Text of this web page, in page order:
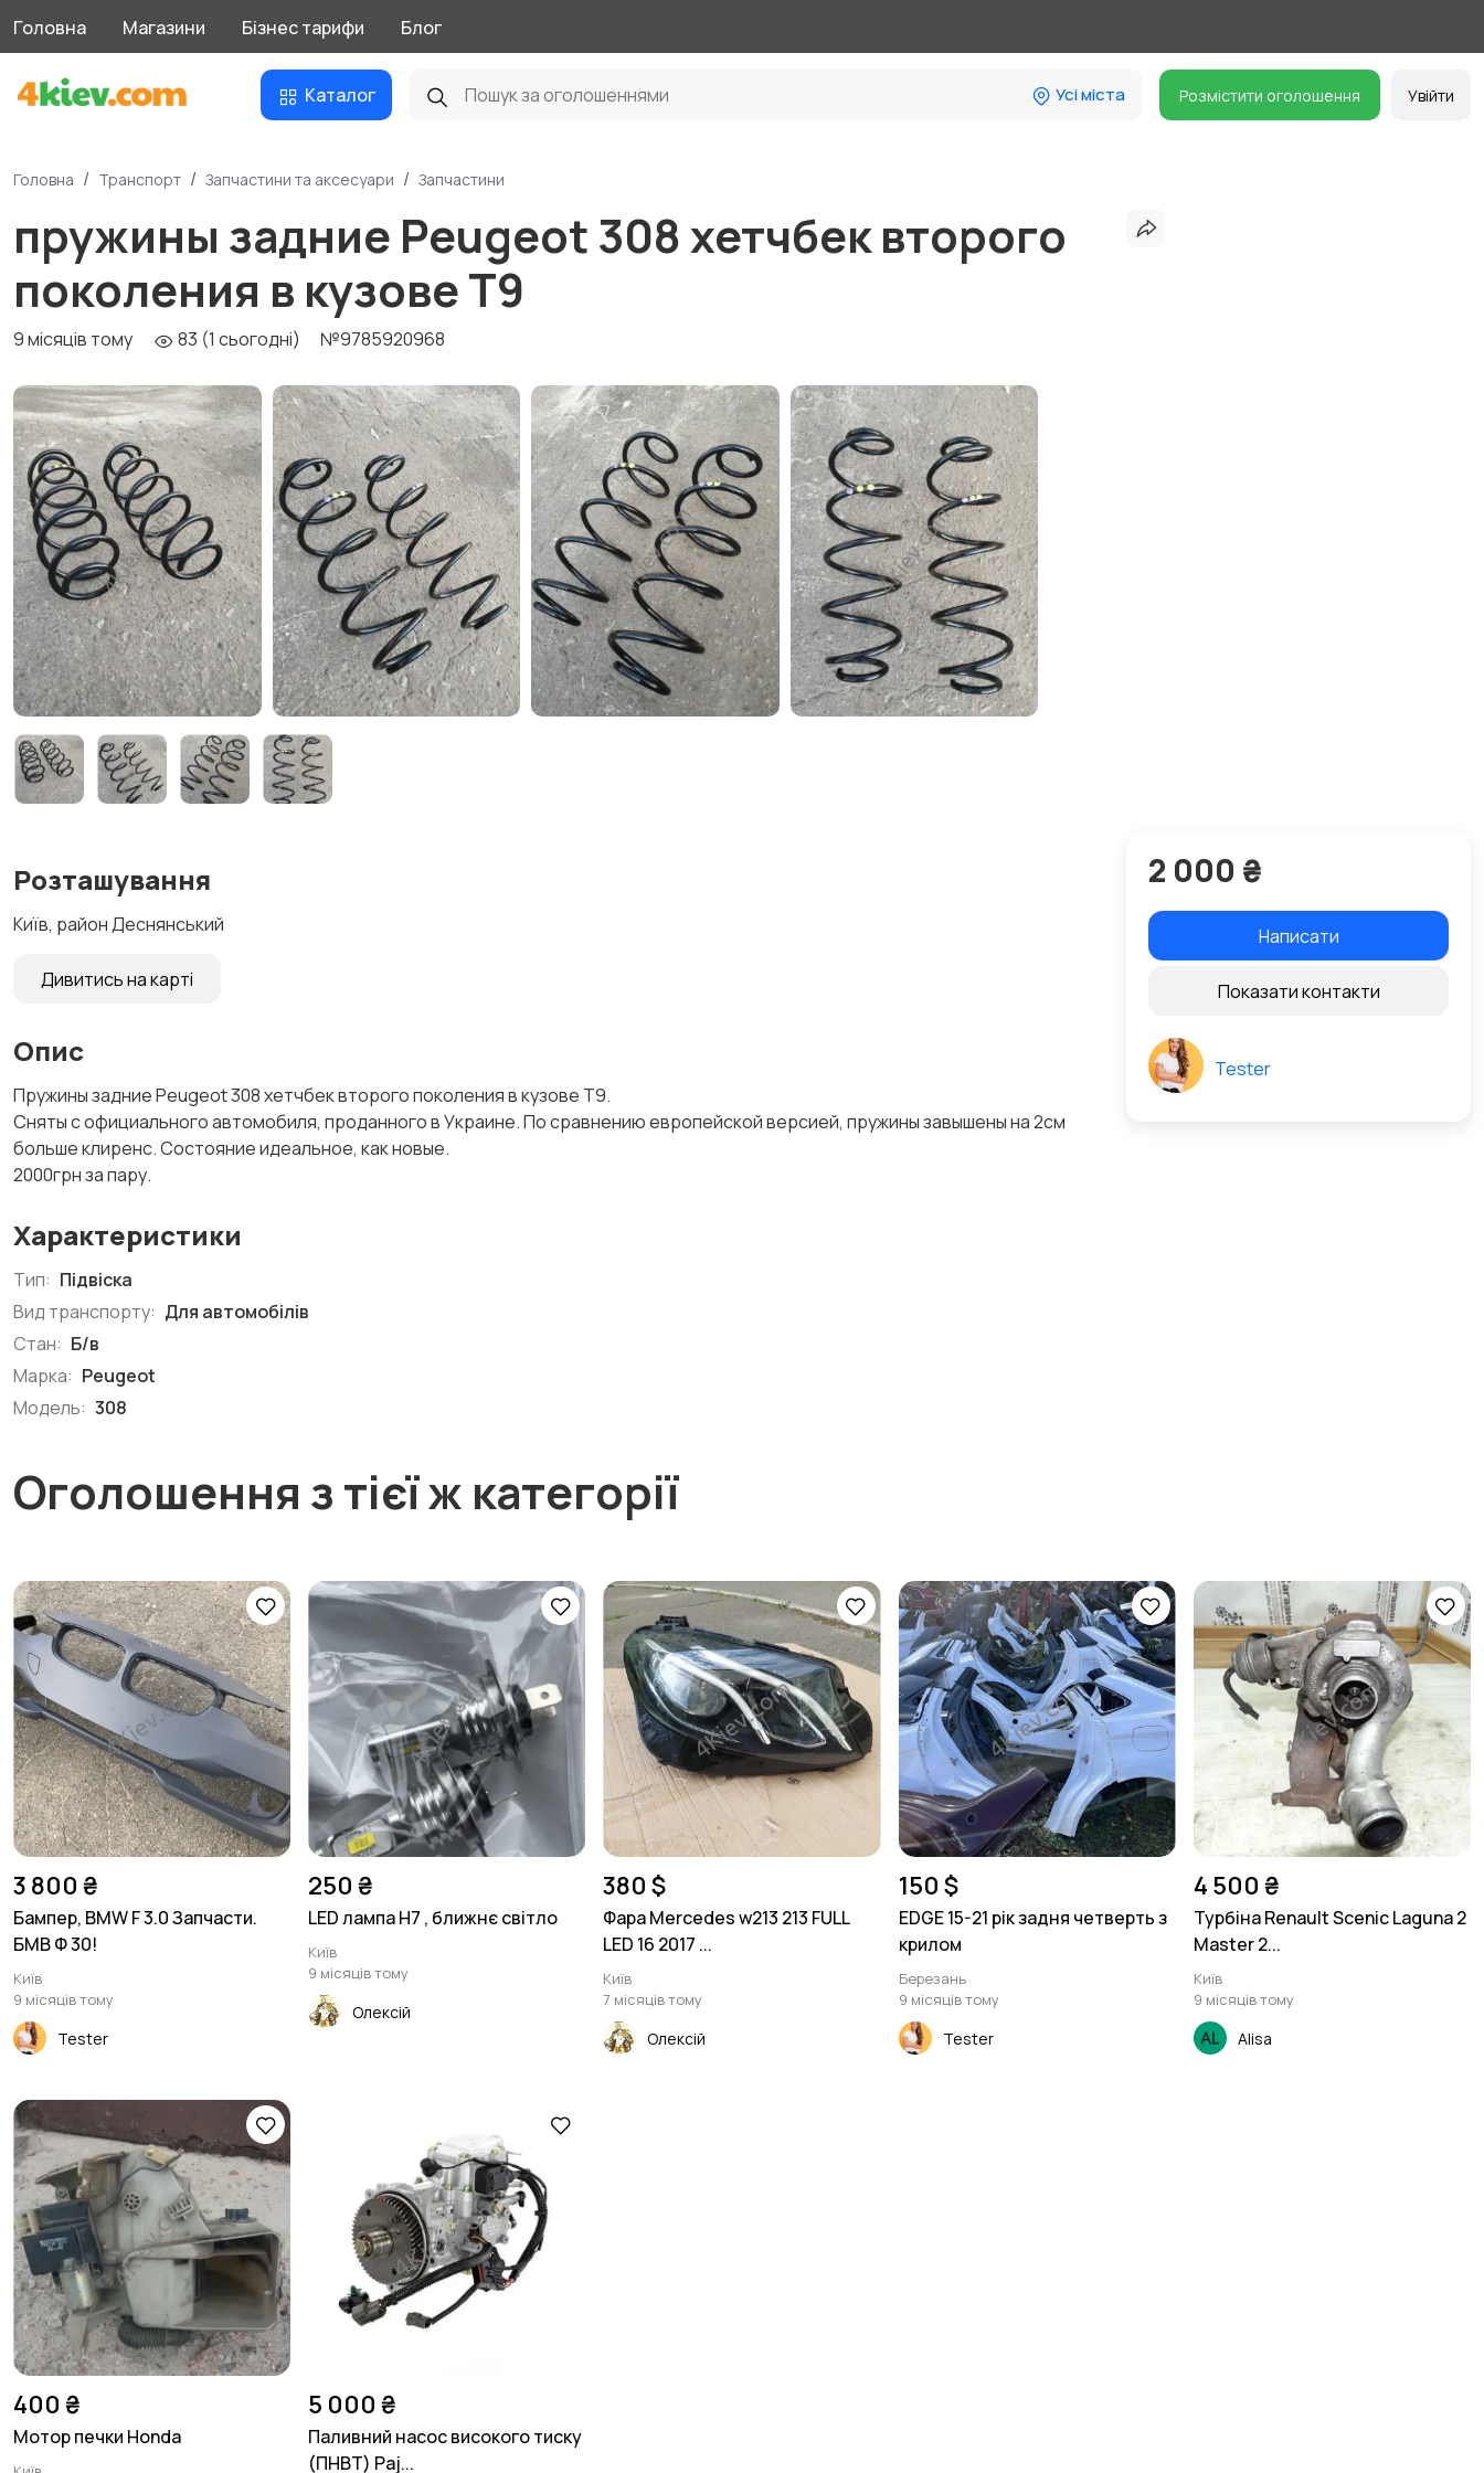
Головна Магазини Бізнес тарифи Блог
Каталог Усі міста Розмістити оголошення Увійти
Головна Транспорт Запчастини та аксесуари Запчастини
пружины задние Peugeot 308 хетчбек второго
поколения в кузове T9
9 місяців тому 83 (1 сьогодні) №9785920968
Розташування
Київ, район Деснянський
Дивитись на карті
Опис
Пружины задние Peugeot 308 хетчбек второго поколения в кузове T9.
Сняты с официального автомобиля, проданного в Украине. По сравнению европейской версией, пружины завышены на 2см
больше клиренс. Состояние идеальное, как новые.
2000грн за пару.
Характеристики
Тип: Підвіска
Вид транспорту: Для автомобілів
Стан: Б/в
Марка: Peugeot
Модель: 308
2 000 ₴
Написати
Показати контакти
Tester
Оголошення з тієї ж категорії
3 800 ₴
Бампер, BMW F 3.0 Запчасти.
БМВ Ф 30!
Київ
9 місяців тому
Tester
250 ₴
LED лампа Н7 , ближнє світло
Київ
9 місяців тому
Олексій
380 $
Фара Mercedes w213 213 FULL
LED 16 2017 ...
Київ
7 місяців тому
Олексій
150 $
EDGE 15-21 рік задня четверть з
крилом
Березань
9 місяців тому
Tester
4 500 ₴
Турбіна Renault Scenic Laguna 2
Master 2...
Київ
9 місяців тому
Alisa
400 ₴
Мотор печки Honda
5 000 ₴
Паливний насос високого тиску
(ПНВТ) Paj...